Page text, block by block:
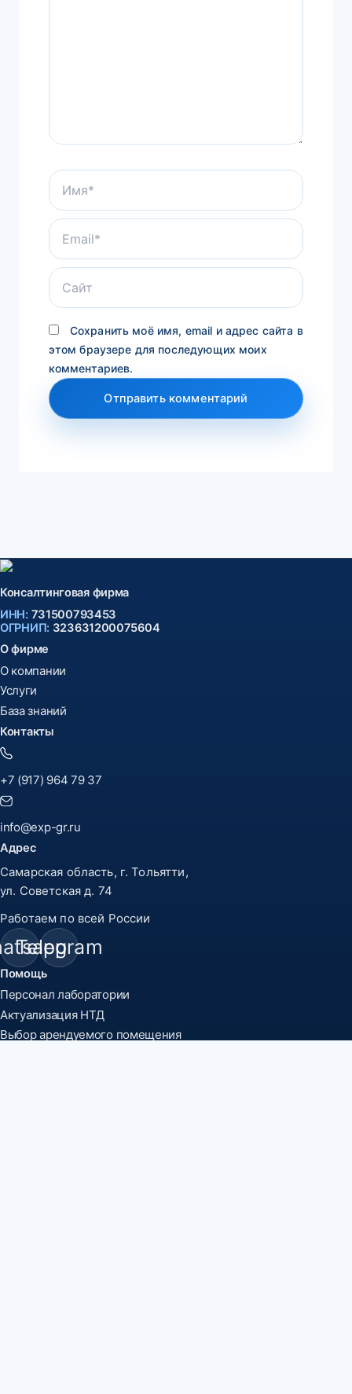
Имя*
Email*
Сайт
Сохранить моё имя, email и адрес сайта в
этом браузере для последующих моих
комментариев.
Консалтинговая фирма
ИНН: 731500793453
ОГРНИП: 323631200075604
О фирме
О компании
Услуги
База знаний
Контакты
+7 (917) 964 79 37
info@exp-gr.ru
Адрес
Самарская область, г. Тольятти,
ул. Советская д. 74
Работаем по всей России
Telegram
Помощь
Персонал лаборатории
Актуализация НТД
Выбор арендуемого помещения